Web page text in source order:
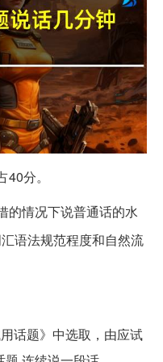
分。
的情况下说普通话的水
语法规范程度和自然流
话题》中选取，由应试